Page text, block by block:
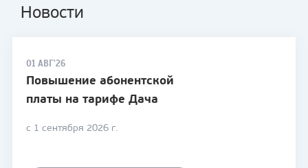
Новости
01 АВГ'26
Повышение абонентской
платы на тарифе Дача
с 1 сентября 2026 г.